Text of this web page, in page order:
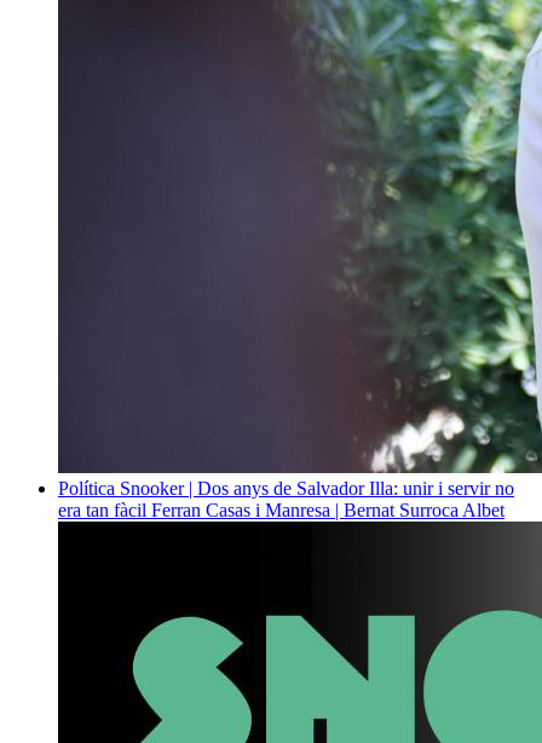
Política Snooker | Dos anys de Salvador Illa: unir i servir no
era tan fàcil Ferran Casas i Manresa | Bernat Surroca Albet